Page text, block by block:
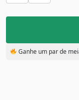
Ganhe um par de